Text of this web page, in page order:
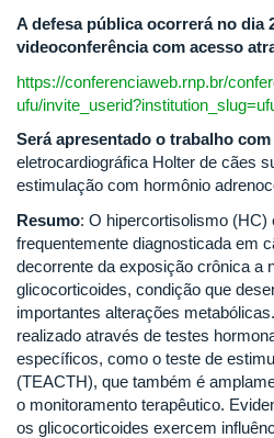
A defesa pública ocorrerá no dia
videoconferência com acesso
https://conferenciaweb.rnp.br/
ufu/
Será apresentado o trabalho
eletrocardiográfica Holter de cães
estimulação com hormônio
Resumo: O hipercortisolismo (HC)
frequentemente diagnosticada em
decorrente da exposição crônica a
glicocorticoides, condição que
importantes alterações
realizado através de testes
específicos, como o teste de
(TEACTH), que também é
o monitoramento terapêutico.
os glicocorticoides exercem